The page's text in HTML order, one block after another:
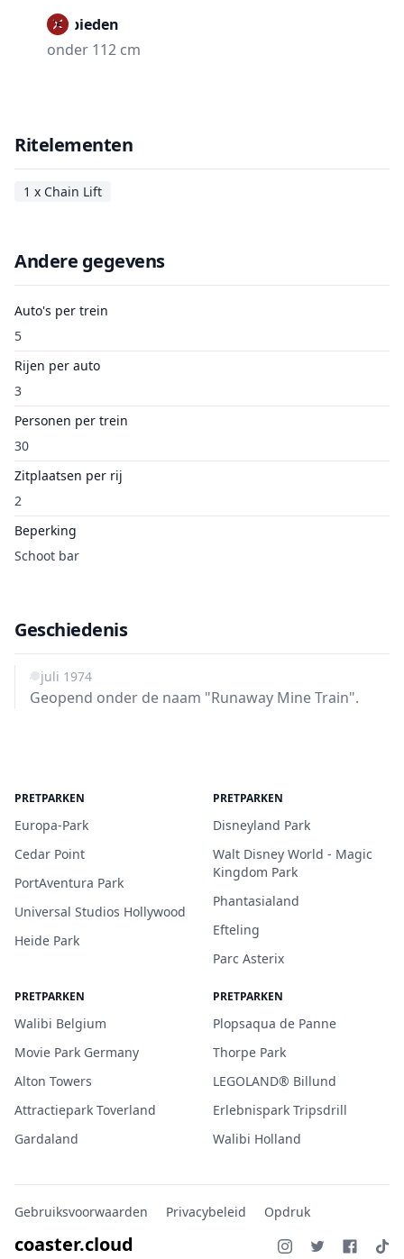
Verbieden
onder 112 cm
Ritelementen
1 x Chain Lift
Andere gegevens
Auto's per trein
5
Rijen per auto
3
Personen per trein
30
Zitplaatsen per rij
2
Beperking
Schoot bar
Geschiedenis
4 juli 1974
Geopend onder de naam "Runaway Mine Train".
PRETPARKEN
Europa-Park
Cedar Point
PortAventura Park
Universal Studios Hollywood
Heide Park
PRETPARKEN
Disneyland Park
Walt Disney World - Magic
Kingdom Park
Phantasialand
Efteling
Parc Asterix
PRETPARKEN
Walibi Belgium
Movie Park Germany
Alton Towers
Attractiepark Toverland
Gardaland
PRETPARKEN
Plopsaqua de Panne
Thorpe Park
LEGOLAND® Billund
Erlebnispark Tripsdrill
Walibi Holland
Gebruiksvoorwaarden Privacybeleid Opdruk
coaster.cloud